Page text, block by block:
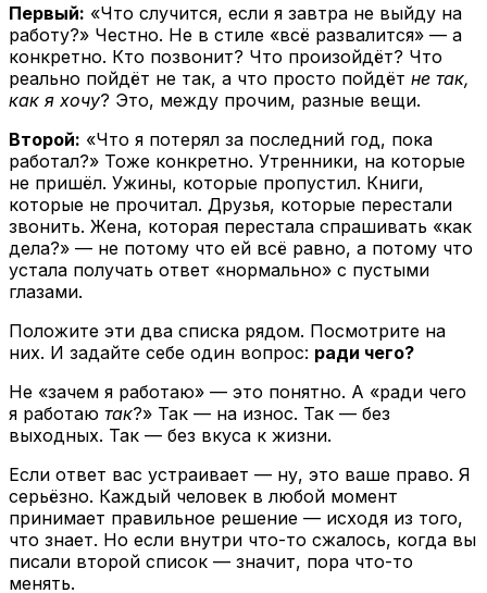
Первый: «Что случится, если я завтра не выйду на
работу?» Честно. Не в стиле «всё развалится» — а
конкретно. Кто позвонит? Что произойдёт? Что
реально пойдёт не так, а что просто пойдёт не так,
как я хочу? Это, между прочим, разные вещи.
Второй: «Что я потерял за последний год, пока
работал?» Тоже конкретно. Утренники, на которые
не пришёл. Ужины, которые пропустил. Книги,
которые не прочитал. Друзья, которые перестали
звонить. Жена, которая перестала спрашивать «как
дела?» — не потому что ей всё равно, а потому что
устала получать ответ «нормально» с пустыми
глазами.
Положите эти два списка рядом. Посмотрите на
них. И задайте себе один вопрос: ради чего?
Не «зачем я работаю» — это понятно. А «ради чего
я работаю так?» Так — на износ. Так — без
выходных. Так — без вкуса к жизни.
Если ответ вас устраивает — ну, это ваше право. Я
серьёзно. Каждый человек в любой момент
принимает правильное решение — исходя из того,
что знает. Но если внутри что-то сжалось, когда вы
писали второй список — значит, пора что-то
менять.